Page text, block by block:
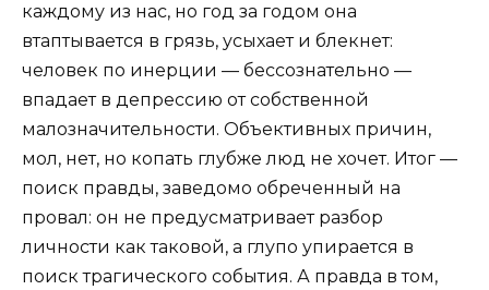
каждому из нас, но год за годом она
втаптывается в грязь, усыхает и блекнет:
человек по инерции — бессознательно —
впадает в депрессию от собственной
малозначительности. Объективных причин,
мол, нет, но копать глубже люд не хочет. Итог —
поиск правды, заведомо обреченный на
провал: он не предусматривает разбор
личности как таковой, а глупо упирается в
поиск трагического события. А правда в том,